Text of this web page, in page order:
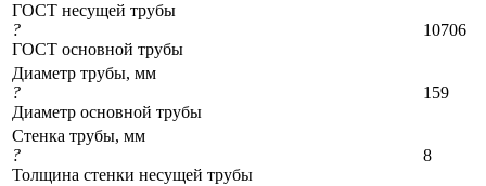
ГОСТ несущей трубы
?
ГОСТ основной трубы
10706
Диаметр трубы, мм
?
Диаметр основной трубы
159
Стенка трубы, мм
?
Толщина стенки несущей трубы
8